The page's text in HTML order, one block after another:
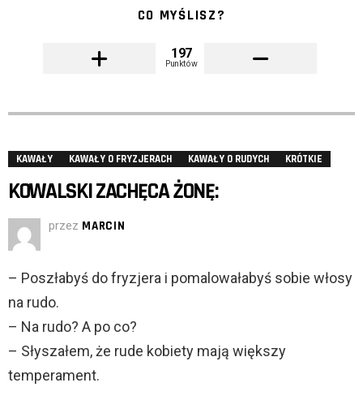
CO MYŚLISZ?
197
Punktów
KAWAŁY KAWAŁY O FRYZJERACH KAWAŁY O RUDYCH KRÓTKIE
KOWALSKI ZACHĘCA ŻONĘ:
przez MARCIN
– Poszłabyś do fryzjera i pomalowałabyś sobie włosy
na rudo.
– Na rudo? A po co?
– Słyszałem, że rude kobiety mają większy
temperament.